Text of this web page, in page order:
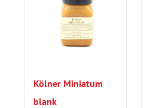
Kölner Miniatum
blank